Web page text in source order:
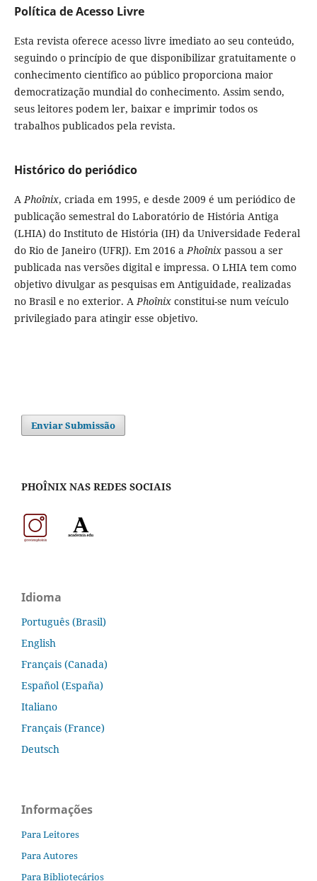
Política de Acesso Livre
Esta revista oferece acesso livre imediato ao seu conteúdo,
seguindo o princípio de que disponibilizar gratuitamente o
conhecimento científico ao público proporciona maior
democratização mundial do conhecimento. Assim sendo,
seus leitores podem ler, baixar e imprimir todos os
trabalhos publicados pela revista.
Histórico do periódico
APhoînix, criada em 1995, e desde 2009 é um periódico de
publicação semestral do Laboratório de História Antiga
(LHIA) do Instituto de História (IH) da Universidade Federal
do Rio de Janeiro (UFRJ). Em 2016 aPhoînixpassou a ser
publicada nas versões digital e impressa. O LHIA tem como
objetivo divulgar as pesquisas em Antiguidade, realizadas
no Brasil e no exterior. APhoînixconstitui-se num veículo
privilegiado para atingir esse objetivo.
Enviar Submissão
PHOÎNIX NAS REDES SOCIAIS
Idioma
Português (Brasil)
English
Français (Canada)
Español (España)
Italiano
Français (France)
Deutsch
Informações
Para Leitores
Para Autores
Para Bibliotecários